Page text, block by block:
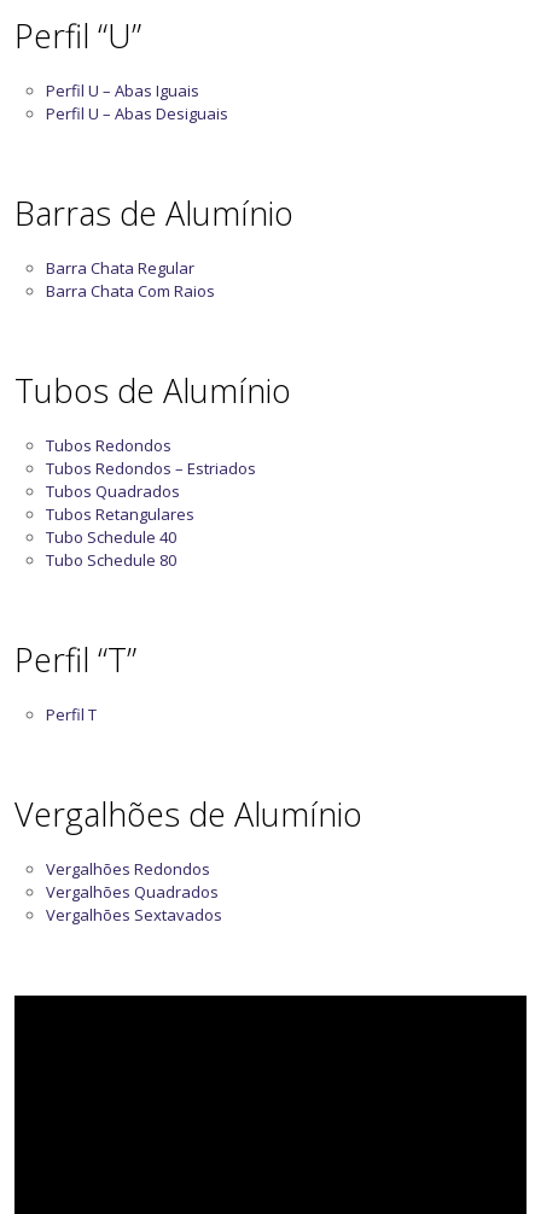
Perfil “U”
Perfil U – Abas Iguais
Perfil U – Abas Desiguais
Barras de Alumínio
Barra Chata Regular
Barra Chata Com Raios
Tubos de Alumínio
Tubos Redondos
Tubos Redondos – Estriados
Tubos Quadrados
Tubos Retangulares
Tubo Schedule 40
Tubo Schedule 80
Perfil “T”
Perfil T
Vergalhões de Alumínio
Vergalhões Redondos
Vergalhões Quadrados
Vergalhões Sextavados